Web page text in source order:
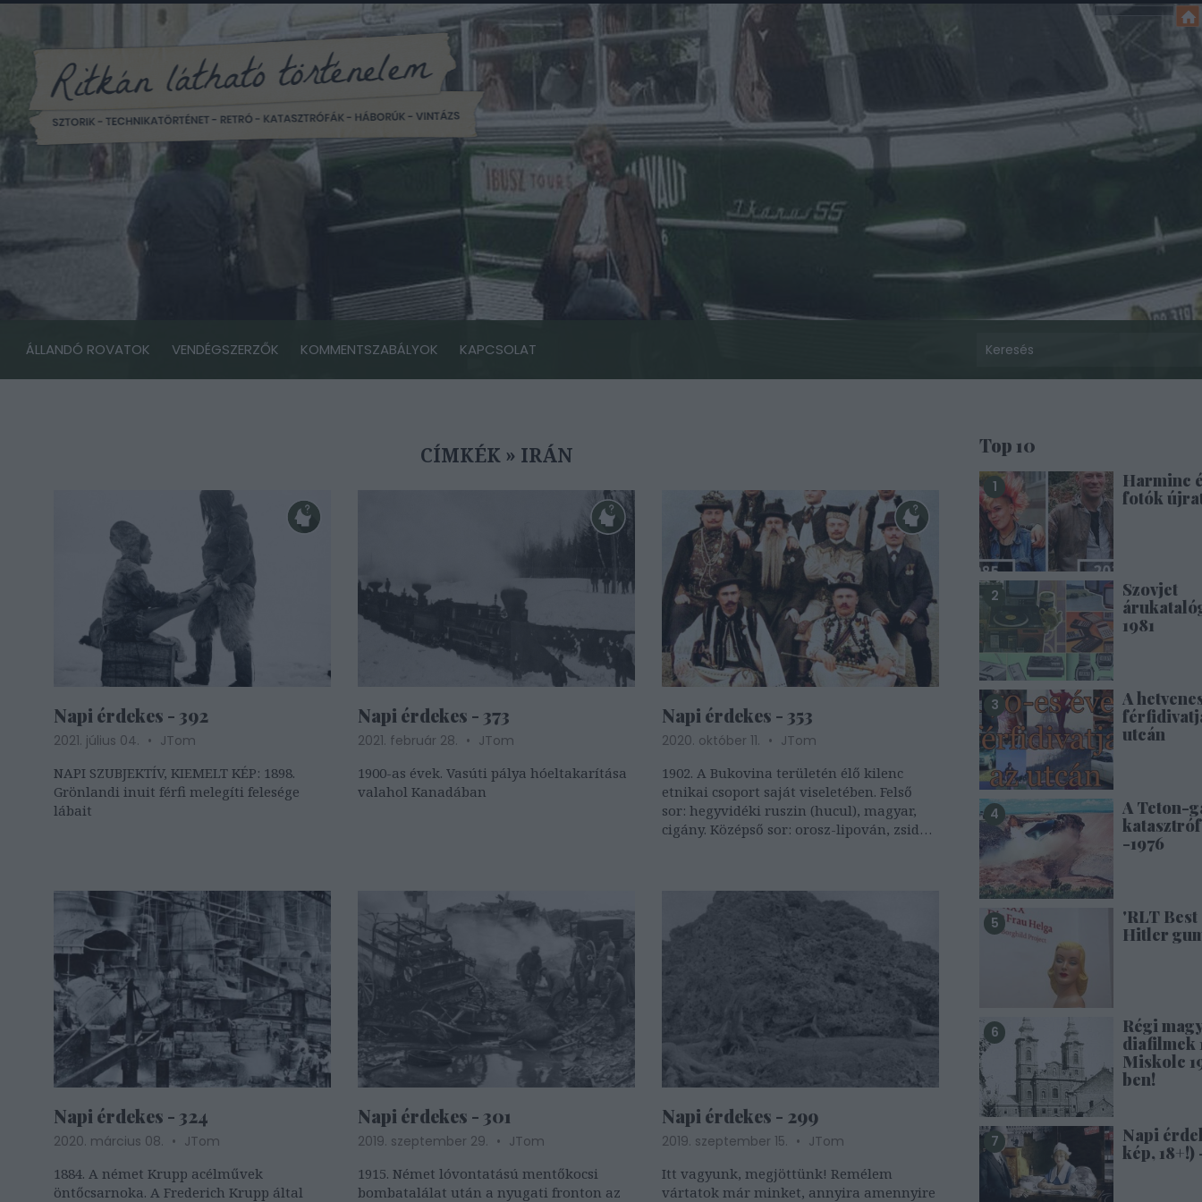
ÁLLANDÓ ROVATOK VENDÉGSZERZŐK KOMMENTSZABÁLYOK KAPCSOLAT
CÍMKÉK » IRÁN
Napi érdekes - 392
2021. július 04.
JTom
NAPI SZUBJEKTÍV, KIEMELT KÉP: 1898.
Grönlandi inuit férfi melegíti felesége
lábait
Napi érdekes - 373
2021. február 28.
JTom
1900-as évek. Vasúti pálya hóeltakarítása
valahol Kanadában
Napi érdekes - 353
2020. október 11.
JTom
1902. A Bukovina területén élő kilenc
etnikai csoport saját viseletében. Felső
sor: hegyvidéki ruszin (hucul), magyar,
cigány. Középső sor: orosz-lipován, zsidó,
Napi érdekes - 324
2020. március 08.
JTom
1884. A német Krupp acélművek
öntőcsarnoka. A Frederich Krupp által
Napi érdekes - 301
2019. szeptember 29.
JTom
1915. Német lóvontatású mentőkocsi
bombatalálat után a nyugati fronton az
Napi érdekes - 299
2019. szeptember 15.
JTom
Itt vagyunk, megjöttünk! Remélem
vártatok már minket, annyira amennyire
Top 10
Harminc
fotók
Szovjet
1981
A
utcán
A Teton-
-1976
'RLT
Hitler
Régi
diafilmek
Miskolc
ben!
Napi
kép, 18+!)